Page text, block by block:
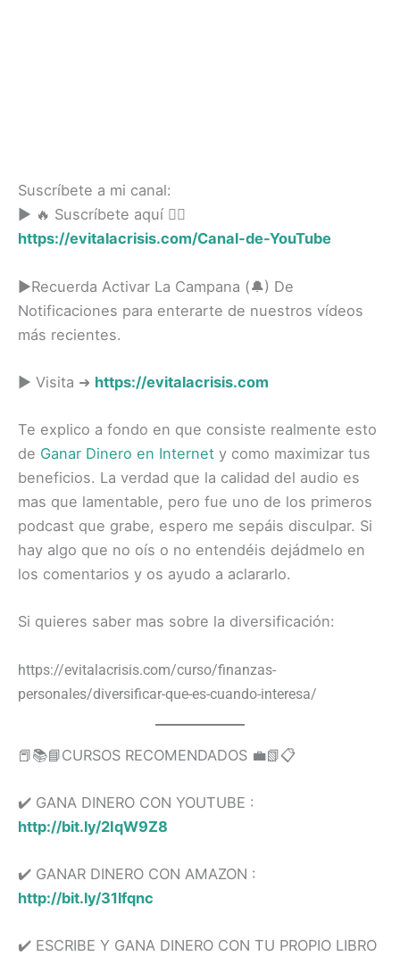
Suscríbete a mi canal:
► 🔥 Suscríbete aquí 👉🏻
https://evitalacrisis.com/Canal-de-YouTube
►Recuerda Activar La Campana (🔔) De
Notificaciones para enterarte de nuestros vídeos
más recientes.
► Visita ➜ https://evitalacrisis.com
Te explico a fondo en que consiste realmente esto
de Ganar Dinero en Internet y como maximizar tus
beneficios. La verdad que la calidad del audio es
mas que lamentable, pero fue uno de los primeros
podcast que grabe, espero me sepáis disculpar. Si
hay algo que no oís o no entendéis dejádmelo en
los comentarios y os ayudo a aclararlo.
Si quieres saber mas sobre la diversificación:
https://evitalacrisis.com/curso/finanzas-
personales/diversificar-que-es-cuando-interesa/
📕📚📘CURSOS RECOMENDADOS 💼📗📋
✔️ GANA DINERO CON YOUTUBE :
http://bit.ly/2IqW9Z8
✔️ GANAR DINERO CON AMAZON :
http://bit.ly/31lfqnc
✔️ ESCRIBE Y GANA DINERO CON TU PROPIO LIBRO